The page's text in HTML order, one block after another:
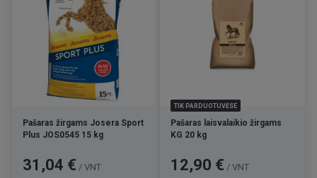
Pašaras žirgams Josera Sport
Plus JOS0545 15 kg
Kaina
31,04 € / VNT
TIK PARDUOTUVĖSE
Pašaras laisvalaikio žirgams
KG 20 kg
Kaina
12,90 € / VNT